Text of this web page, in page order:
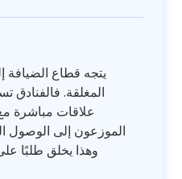
يتجه قطاع الضيافة
المغلقة. فالفنادق
علاقات مباشرة
الموزعون إلى الوصول
وهذا يخلق طلبًا